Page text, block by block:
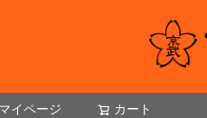
マイページ カート